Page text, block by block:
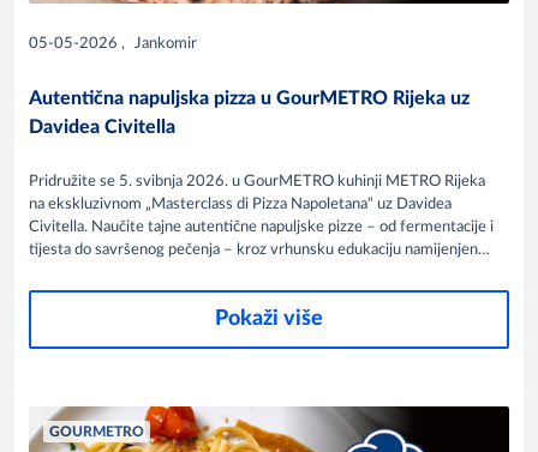
05-05-2026 , Jankomir
Autentična napuljska pizza u GourMETRO Rijeka uz
Davidea Civitella
Pridružite se 5. svibnja 2026. u GourMETRO kuhinji METRO Rijeka
na ekskluzivnom „Masterclass di Pizza Napoletana“ uz Davidea
Civitella. Naučite tajne autentične napuljske pizze – od fermentacije i
tijesta do savršenog pečenja – kroz vrhunsku edukaciju namijenjenu
Pokaži više
GOURMETRO